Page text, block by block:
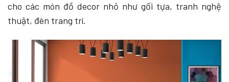
cho các món đồ decor nhỏ như gối tựa, tranh nghệ
thuật, đèn trang trí.